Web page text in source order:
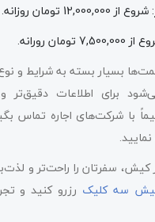
: شروع از 12,000,000 تومان روزانه​
​.
تومان رورانه.
بسیار بسته به شرایط و
برای اطلاعات
با شرکت‌های اجاره تماس
کیش، سفرتان را راحت‌تر و
سه کلیک رزرو کنید و